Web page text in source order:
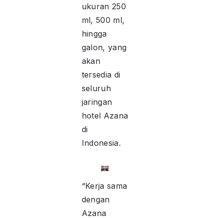
ukuran 250
ml, 500 ml,
hingga
galon, yang
akan
tersedia di
seluruh
jaringan
hotel Azana
di
Indonesia.
“Kerja sama
dengan
Azana